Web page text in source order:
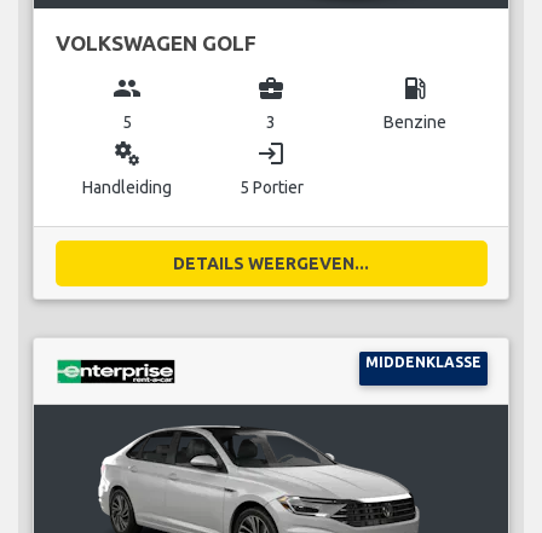
VOLKSWAGEN GOLF
group
5
business_center
3
local_gas_station
Benzine
miscellaneous_services
Handleiding
login
5 Portier
DETAILS WEERGEVEN...
MIDDENKLASSE